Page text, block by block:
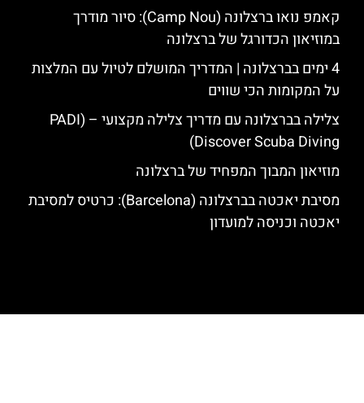
קאמפ נואו ברצלונה (Camp Nou): סיור מודרך
במוזיאון הכדורגל של ברצלונה
4 ימים בברצלונה | המדריך המושלם לטיול עם המלצות
על המקומות הכי שווים
צלילה בברצלונה עם מדריך צלילה מקצועי – (PADI
Discover Scuba Diving)
מוזיאון המבוך המפחיד של ברצלונה
מסיבת יאכטה בברצלונה (Barcelona): כרטיס למסיבת
יאכטה וכניסה למועדון